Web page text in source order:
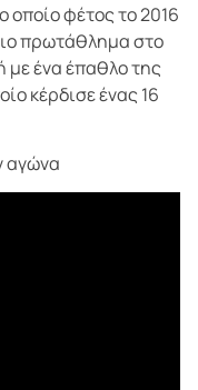
οποίο φέτος το 2016
πρωτάθλημα στο
με ένα έπαθλο της
κέρδισε ένας 16
αγώνα